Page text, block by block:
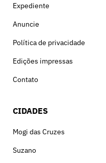
Expediente
Anuncie
Política de privacidade
Edições impressas
Contato
CIDADES
Mogi das Cruzes
Suzano